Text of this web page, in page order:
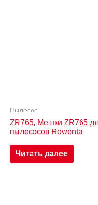
Пылесос
ZR765, Мешки ZR765
пылесосов Rowenta
Читать далее